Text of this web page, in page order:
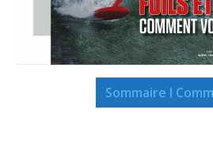
Sommaire I